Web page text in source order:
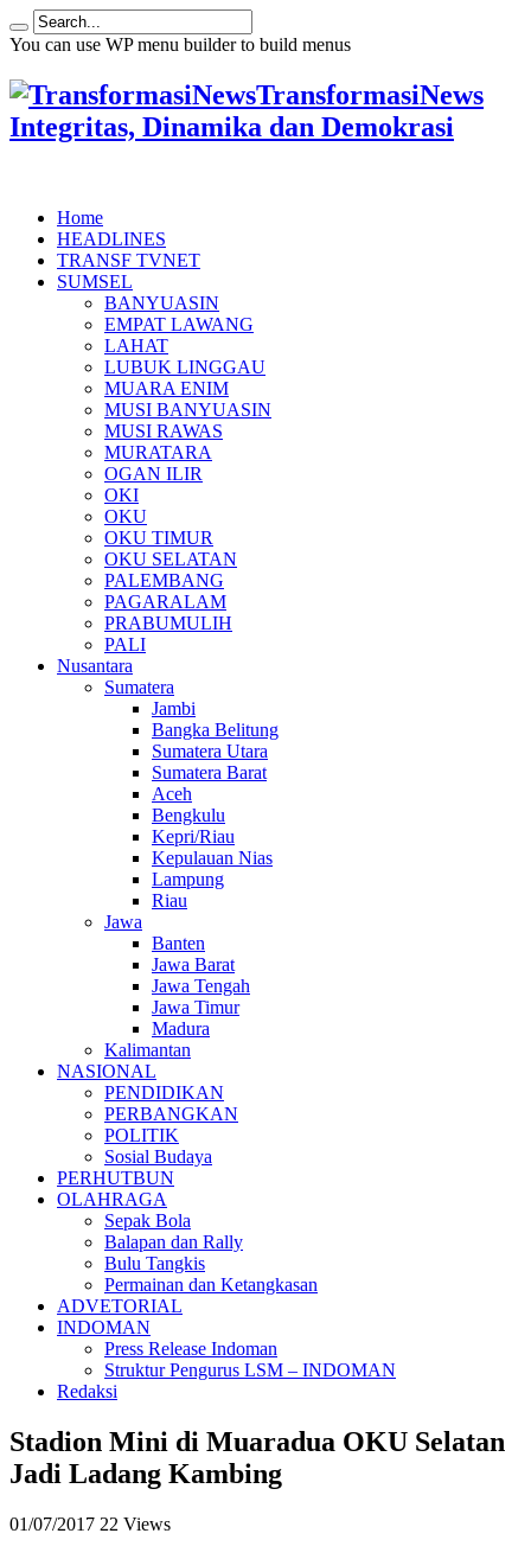
You can use WP menu builder to build menus
TransformasiNews
Integritas, Dinamika dan Demokrasi
Home
HEADLINES
TRANSF TVNET
SUMSEL
BANYUASIN
EMPAT LAWANG
LAHAT
LUBUK LINGGAU
MUARA ENIM
MUSI BANYUASIN
MUSI RAWAS
MURATARA
OGAN ILIR
OKI
OKU
OKU TIMUR
OKU SELATAN
PALEMBANG
PAGARALAM
PRABUMULIH
PALI
Nusantara
Sumatera
Jambi
Bangka Belitung
Sumatera Utara
Sumatera Barat
Aceh
Bengkulu
Kepri/Riau
Kepulauan Nias
Lampung
Riau
Jawa
Banten
Jawa Barat
Jawa Tengah
Jawa Timur
Madura
Kalimantan
NASIONAL
PENDIDIKAN
PERBANGKAN
POLITIK
Sosial Budaya
PERHUTBUN
OLAHRAGA
Sepak Bola
Balapan dan Rally
Bulu Tangkis
Permainan dan Ketangkasan
ADVETORIAL
INDOMAN
Press Release Indoman
Struktur Pengurus LSM – INDOMAN
Redaksi
Stadion Mini di Muaradua OKU Selatan
Jadi Ladang Kambing
01/07/2017 22 Views